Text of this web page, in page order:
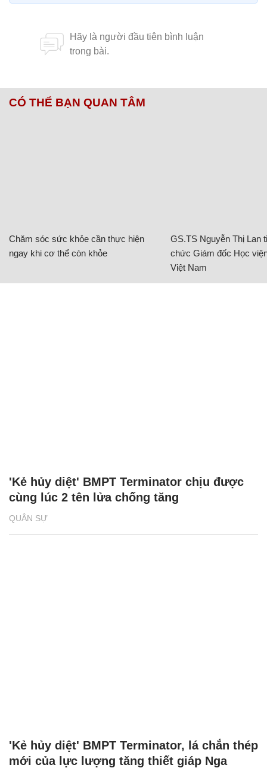
CÓ THỂ BẠN QUAN TÂM
Chăm sóc sức khỏe cần thực hiện
ngay khi cơ thể còn khỏe
GS.TS Nguyễn Thị Lan
chức Giám đốc Học
Việt Nam
QUÂN SỰ
'Kẻ hủy diệt' BMPT Terminator chịu được
cùng lúc 2 tên lửa chống tăng
'Kẻ hủy diệt' BMPT Terminator, lá chắn thép
mới của lực lượng tăng thiết giáp Nga